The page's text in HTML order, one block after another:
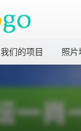
我们的项目 照片